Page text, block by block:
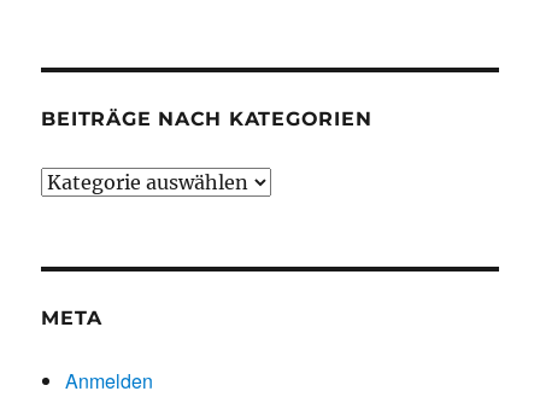
BEITRÄGE NACH KATEGORIEN
Beiträge
META
Anmelden